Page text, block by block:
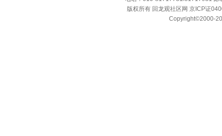
版权所有 回龙观社区网 京ICP证
Copyright©2000-